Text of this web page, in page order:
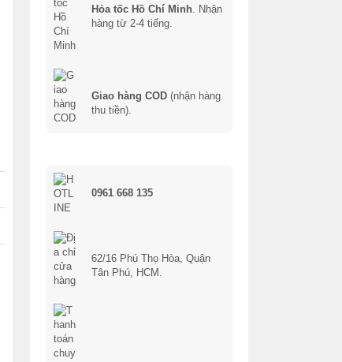
Hỏa tốc Hồ Chí Minh. Nhận
hàng từ 2-4 tiếng.
Giao hàng COD (nhận hàng
thu tiền).
0961 668 135
62/16 Phú Thọ Hòa, Quận
Tân Phú, HCM.